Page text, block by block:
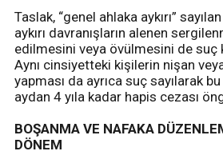
Taslak, “genel ahlaka aykırı”
aykırı davranışların alenen
edilmesini veya övülmesini de suç
Aynı cinsiyetteki kişilerin nişan
yapması da ayrıca suç sayılarak
aydan 4 yıla kadar hapis cezası
BOŞANMA VE NAFAKA
DÖNEM